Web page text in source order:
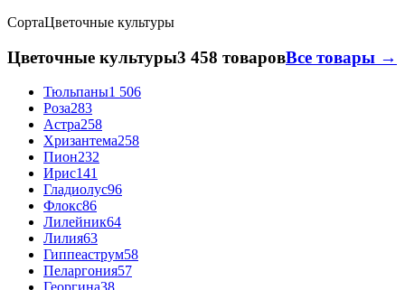
СортаЦветочные культуры
Цветочные культуры3 458 товаровВсе товары →
Тюльпаны1 506
Роза283
Астра258
Хризантема258
Пион232
Ирис141
Гладиолус96
Флокс86
Лилейник64
Лилия63
Гиппеаструм58
Пеларгония57